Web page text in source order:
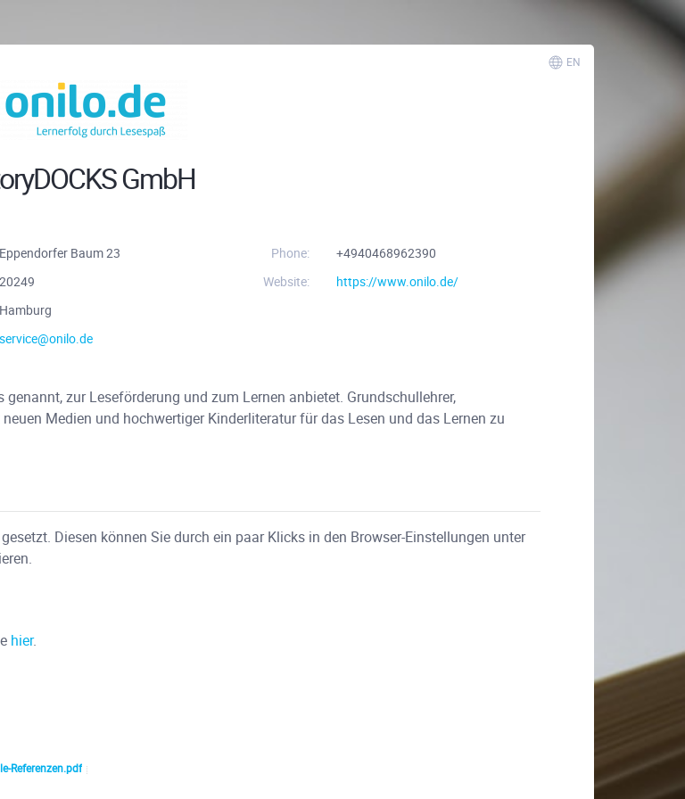
EN
GmbH
Eppendorfer Baum 23
20249
Hamburg
service@onilo.de
Phone:
+4940468962390
Website:
https://www.onilo.de/
zur Leseförderung und zum Lernen anbietet. Grundschullehrer,
Medien und hochwertiger Kinderliteratur für das Lesen und das Lernen zu
Diesen können Sie durch ein paar Klicks in den Browser-Einstellungen unter
hier.
Referenzen.pdf